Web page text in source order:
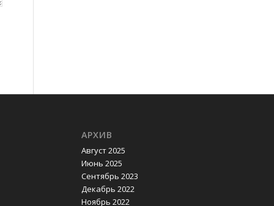
АРХИВ
Август 2025
Июнь 2025
Сентябрь 2023
Декабрь 2022
Ноябрь 2022